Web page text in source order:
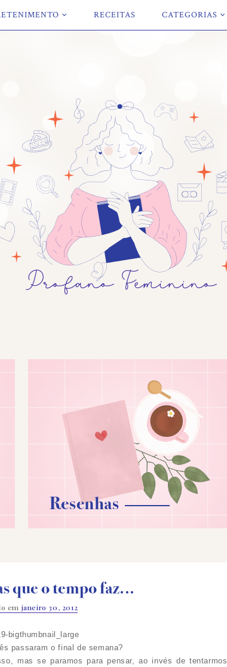
RECEITAS CATEGORIAS
Resenhas
que o tempo faz...
em janeiro 30, 2012
passaram o final de semana?
mas se paramos para pensar, ao invés de tentarmos